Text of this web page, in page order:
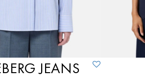
JEANS